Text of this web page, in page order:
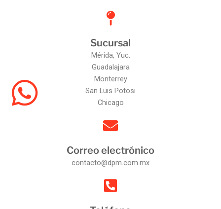
Sucursal
Mérida, Yuc.
Guadalajara
Monterrey
San Luis Potosi
Chicago
Correo electrónico
contacto@dpm.com.mx